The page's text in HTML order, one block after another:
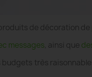
de décoration de
messages, ainsi que
très